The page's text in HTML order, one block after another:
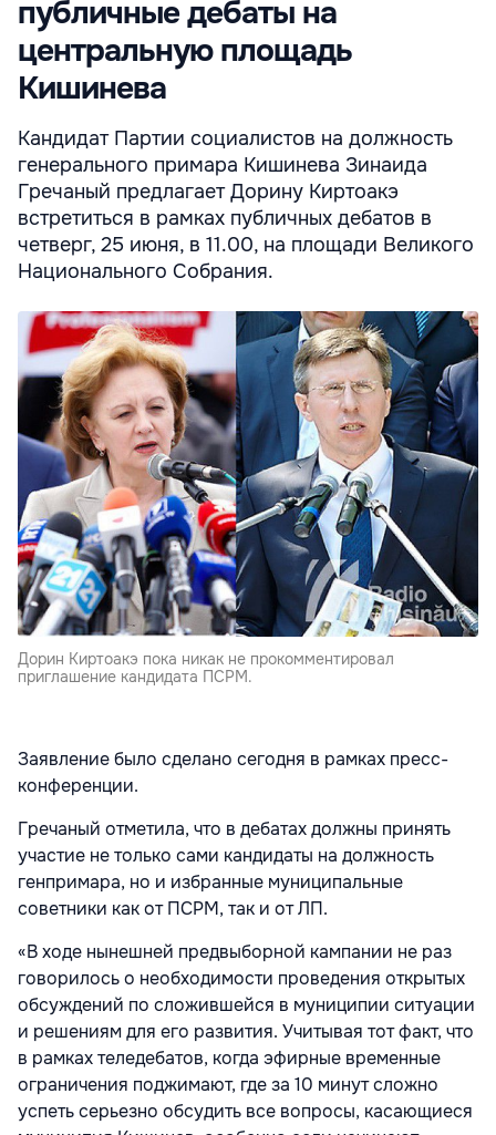
публичные дебаты на
центральную площадь
Кишинева
Кандидат Партии социалистов на должность
генерального примара Кишинева Зинаида
Гречаный предлагает Дорину Киртоакэ
встретиться в рамках публичных дебатов в
четверг, 25 июня, в 11.00, на площади Великого
Национального Собрания.
Дорин Киртоакэ пока никак не прокомментировал
приглашение кандидата ПСРМ.
Заявление было сделано сегодня в рамках пресс-
конференции.
Гречаный отметила, что в дебатах должны принять
участие не только сами кандидаты на должность
генпримара, но и избранные муниципальные
советники как от ПСРМ, так и от ЛП.
«В ходе нынешней предвыборной кампании не раз
говорилось о необходимости проведения открытых
обсуждений по сложившейся в муниципии ситуации
и решениям для его развития. Учитывая тот факт, что
в рамках теледебатов, когда эфирные временные
ограничения поджимают, где за 10 минут сложно
успеть серьезно обсудить все вопросы, касающиеся